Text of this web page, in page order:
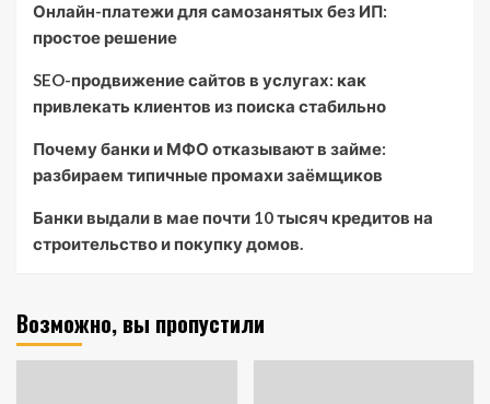
Онлайн-платежи для самозанятых без ИП:
простое решение
SEO-продвижение сайтов в услугах: как
привлекать клиентов из поиска стабильно
Почему банки и МФО отказывают в займе:
разбираем типичные промахи заёмщиков
Банки выдали в мае почти 10 тысяч кредитов на
строительство и покупку домов.
Возможно, вы пропустили